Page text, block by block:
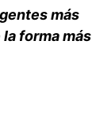
más
la forma más